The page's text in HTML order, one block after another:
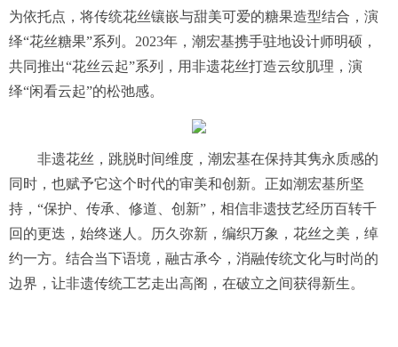
为依托点，将传统花丝镶嵌与甜美可爱的糖果造型结合，演
绎“花丝糖果”系列。2023年，潮宏基携手驻地设计师明硕，
共同推出“花丝云起”系列，用非遗花丝打造云纹肌理，演
绎“闲看云起”的松弛感。
非遗花丝，跳脱时间维度，潮宏基在保持其隽永质感的
同时，也赋予它这个时代的审美和创新。正如潮宏基所坚
持，“保护、传承、修道、创新”，相信非遗技艺经历百转千
回的更迭，始终迷人。历久弥新，编织万象，花丝之美，绰
约一方。结合当下语境，融古承今，消融传统文化与时尚的
边界，让非遗传统工艺走出高阁，在破立之间获得新生。